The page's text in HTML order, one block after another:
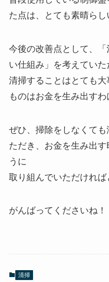
た点は、とても素晴らし
今後の改善点として、
い仕組み」を考えていた
清掃することはとても
ものはお金を生み出すわ
ぜひ、掃除をしなくて
ただき、お金を生み出
うに
取り組んでいただければ
がんばってくださいね！
清掃